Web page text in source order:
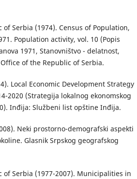
Serbia (1974). Census of Population,
Population activity, vol. 10 (Popis
1971, Stanovništvo - delatnost,
of the Republic of Serbia.
Local Economic Development Strategy
2020 (Strategija lokalnog ekonomskog
Inđija: Službeni list opštine Inđija.
Neki prostorno-demografski aspekti
Glasnik Srpskog geografskog
Serbia (1977-2007). Municipalities in